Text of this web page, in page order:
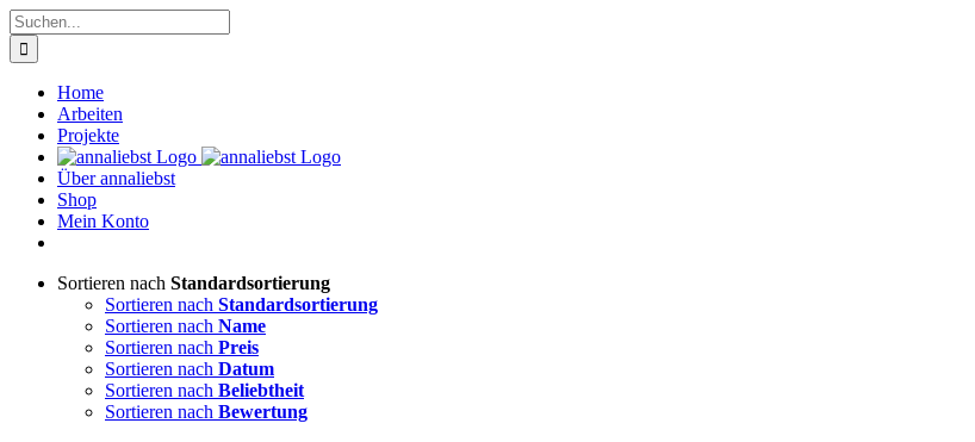
Zum
Inhalt
springen
Suche
nach:
Home
Arbeiten
Projekte
Über annaliebst
Shop
Mein Konto
Sortieren nach Standardsortierung
Sortieren nach Standardsortierung
Sortieren nach Name
Sortieren nach Preis
Sortieren nach Datum
Sortieren nach Beliebtheit
Sortieren nach Bewertung